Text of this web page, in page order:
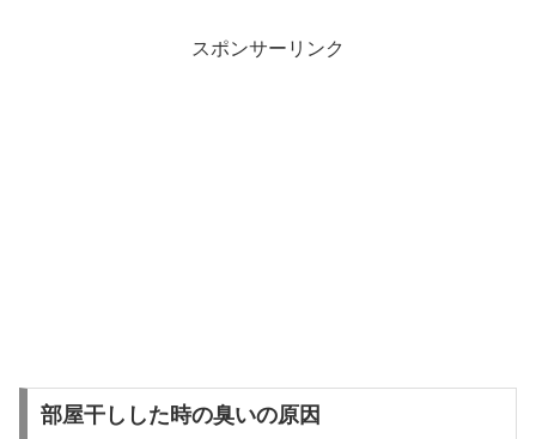
スポンサーリンク
部屋干しした時の臭いの原因